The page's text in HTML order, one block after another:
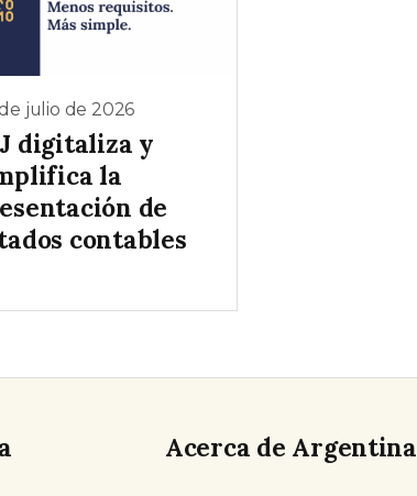
julio de 2026
digitaliza y
la
de
contables
Acerca de